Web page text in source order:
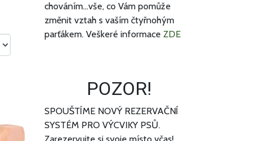
chováním...vše, co Vám pomůže
změnit vztah s vaším čtyřnohým
parťákem. Veškeré informace ZDE
POZOR!
SPOUŠTÍME NOVÝ REZERVAČNÍ
SYSTÉM PRO VÝCVIKY PSŮ.